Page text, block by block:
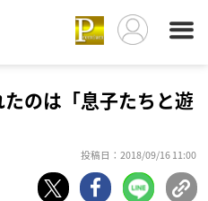
のは「息子たちと遊
投稿日：2018/09/16 11:00